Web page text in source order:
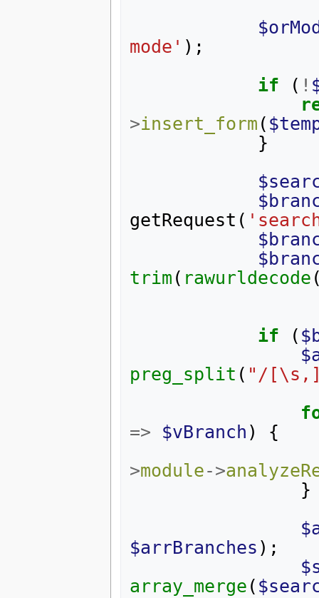
mode' );
if
( !
>insert_form (
}
getRequest (
trim ( rawurldecode
if (
preg_split ( "/
=>
$vBranch )
{
>module->
}
$arrBranches );
array_merge (